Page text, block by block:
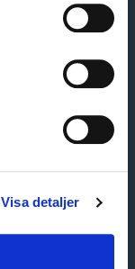
Visa detaljer
Customer service